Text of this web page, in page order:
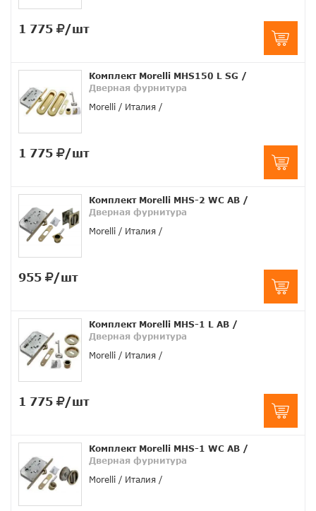
1 775 /шт
Комплект Morelli MHS150 L SG /
Дверная фурнитура
Morelli
Италия
1 775 /шт
Комплект Morelli MHS-2 WC AB /
Дверная фурнитура
Morelli
Италия
955 /шт
Комплект Morelli MHS-1 L AB /
Дверная фурнитура
Morelli
Италия
1 775 /шт
Комплект Morelli MHS-1 WC AB /
Дверная фурнитура
Morelli
Италия